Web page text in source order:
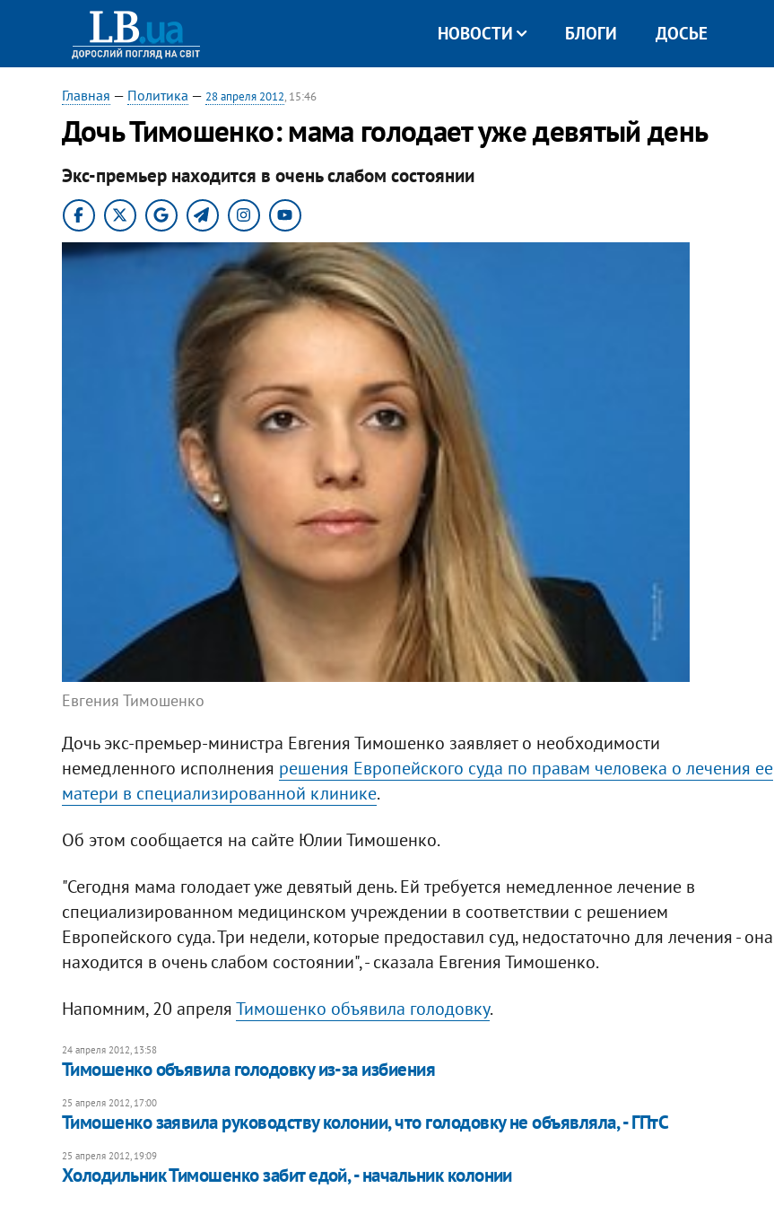
НОВОСТИ БЛОГИ ДОСЬЕ
Главная — Политика — 28 апреля 2012, 15:46
Дочь Тимошенко: мама голодает уже девятый день
Экс-премьер находится в очень слабом состоянии
Евгения Тимошенко
Дочь экс-премьер-министра Евгения Тимошенко заявляет о необходимости
немедленного исполнения решения Европейского суда по правам человека о лечения ее
матери в специализированной клинике.
Об этом сообщается на сайте Юлии Тимошенко.
"Сегодня мама голодает уже девятый день. Ей требуется немедленное лечение в
специализированном медицинском учреждении в соответствии с решением
Европейского суда. Три недели, которые предоставил суд, недостаточно для лечения - она
находится в очень слабом состоянии", - сказала Евгения Тимошенко.
Напомним, 20 апреляТимошенко объявила голодовку.
24 апреля 2012, 13:58
Тимошенко объявила голодовку из-за избиения
25 апреля 2012, 17:00
Тимошенко заявила руководству колонии, что голодовку не объявляла, - ГПтС
25 апреля 2012, 19:09
Холодильник Тимошенко забит едой, - начальник колонии